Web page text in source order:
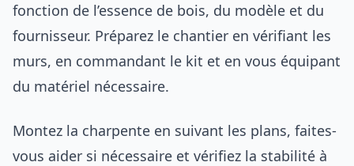
fonction de l’essence de bois, du modèle et du
fournisseur. Préparez le chantier en vérifiant les
murs, en commandant le kit et en vous équipant
du matériel nécessaire.
Montez la charpente en suivant les plans, faites-
vous aider si nécessaire et vérifiez la stabilité à